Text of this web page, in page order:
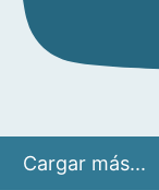
Cargar más...